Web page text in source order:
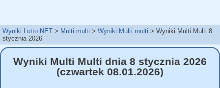
Wyniki Lotto NET Multi multi Wyniki Multi multi
Wyniki Multi Multi 8
stycznia 2026
Wyniki Multi Multi dnia 8 stycznia 2026
(czwartek 08.01.2026)